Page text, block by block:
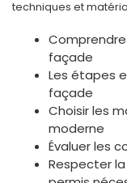
techniques et
façade
Les étapes
façade
Choisir les
moderne
Évaluer les
Respecter